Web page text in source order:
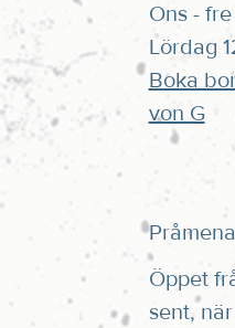
Ons -
Lördag
Boka
von G
Öppet
sent,